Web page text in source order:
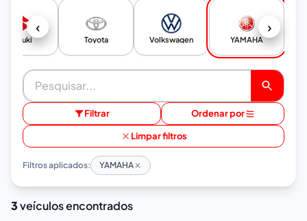
‹ ›
Suzuki Toyota Volkswagen YAMAHA
Filtrar Ordenar por
Limpar filtros
Filtros aplicados: YAMAHA
3veículos encontrados